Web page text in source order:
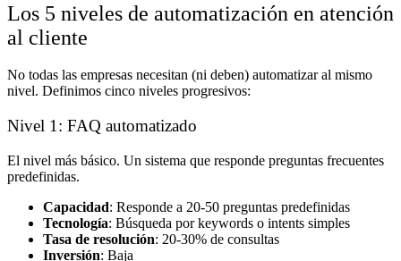
Los 5 niveles de automatización en atención
al cliente
No todas las empresas necesitan (ni deben) automatizar al mismo
nivel. Definimos cinco niveles progresivos:
Nivel 1: FAQ automatizado
El nivel más básico. Un sistema que responde preguntas frecuentes
predefinidas.
Capacidad: Responde a 20-50 preguntas predefinidas
Tecnología: Búsqueda por keywords o intents simples
Tasa de resolución: 20-30% de consultas
Inversión: Baja